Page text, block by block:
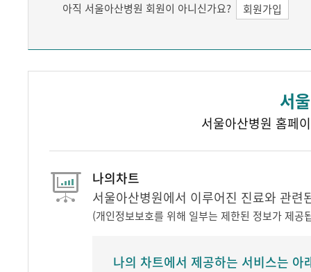
아직 서울아산병원 회원이 아니신가요? 회원가입
서
서울아산병원 홈페
나의차트
서울아산병원에서 이루어진 진료와 관
(개인정보보호를 위해 일부는 제한된 정보가 제공
나의 차트에서 제공하는 서비스는 아